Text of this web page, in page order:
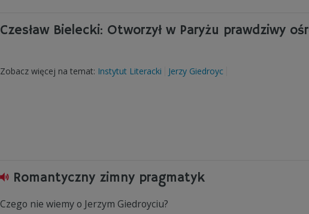
Czesław Bielecki: Otworzył w Paryżu prawdziwy
Zobacz więcej na temat: Instytut Literacki Jerzy Giedroyc
Romantyczny zimny pragmatyk
Czego nie wiemy o Jerzym Giedroyciu?